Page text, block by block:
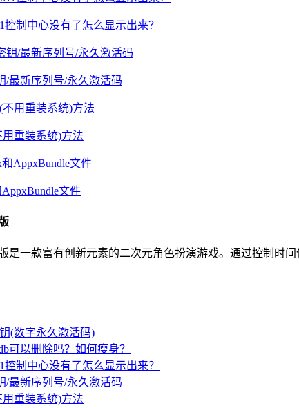
控制中心没有了怎么显示出来？
/最新序列号/永久激活码
重装系统)方法
文件
是一款富有创新元素的二次元角色扮演游戏。通过控制时
(数字永久激活码)
可以删除吗？如何瘦身？
控制中心没有了怎么显示出来？
/最新序列号/永久激活码
重装系统)方法